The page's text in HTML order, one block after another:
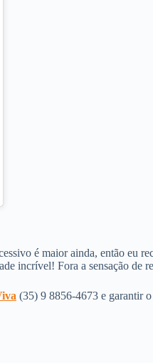
é maior ainda, então eu
incrível! Fora a sensação de
(35) 9 8856-4673 e garantir o